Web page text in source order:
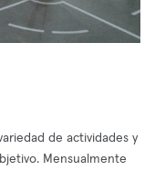
de actividades y
Mensualmente